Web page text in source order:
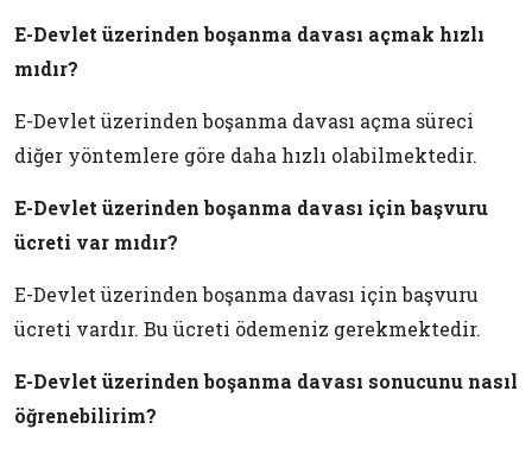
E-Devlet üzerinden boşanma davası açmak hızlı
mıdır?
E-Devlet üzerinden boşanma davası açma süreci
diğer yöntemlere göre daha hızlı olabilmektedir.
E-Devlet üzerinden boşanma davası için başvuru
ücreti var mıdır?
E-Devlet üzerinden boşanma davası için başvuru
ücreti vardır. Bu ücreti ödemeniz gerekmektedir.
E-Devlet üzerinden boşanma davası sonucunu nasıl
öğrenebilirim?